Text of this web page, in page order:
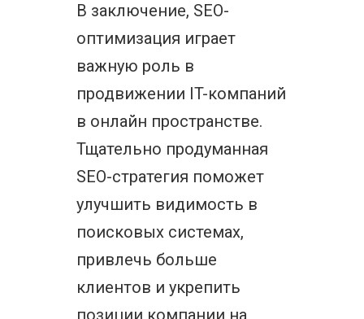
В заключение, SEO-
оптимизация играет
важную роль в
продвижении IT-компаний
в онлайн пространстве.
Тщательно продуманная
SEO-стратегия поможет
улучшить видимость в
поисковых системах,
привлечь больше
клиентов и укрепить
позиции компании на